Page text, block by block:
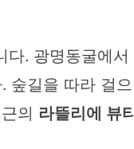
. 광명동굴에서
숲길을 따라 걸
의 라뜰리에 뷰